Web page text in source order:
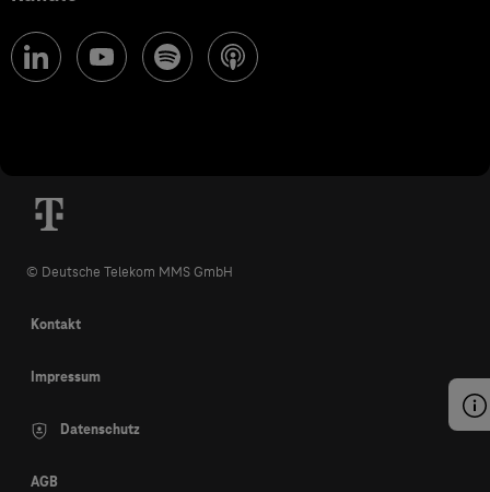
© Deutsche Telekom MMS GmbH
Kontakt
Impressum
Datenschutz
AGB